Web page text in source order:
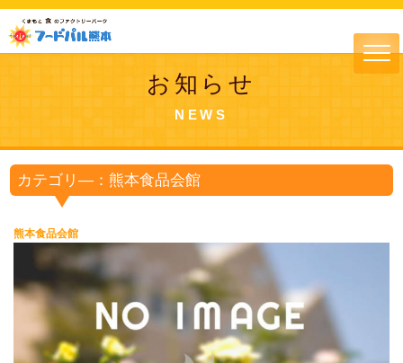
お知らせ
NEWS
カテゴリ―：熊本食品会館
熊本食品会館